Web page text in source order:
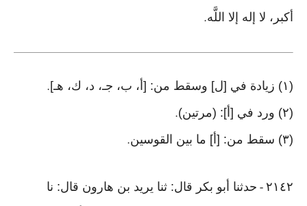
أكبر، لا إله إلا اللَّه.
(١) زيادة في [ل] وسقط من: [أ، ب، جـ، د، ك، هـ] .
(٢) ورد في [أ]: (مرتين) .
(٣) سقط من: [أ] ما بين القوسين .
٢١٤٢ - حدثنا أبو بكر قال: ثنا يريد بن هارون قال: نا